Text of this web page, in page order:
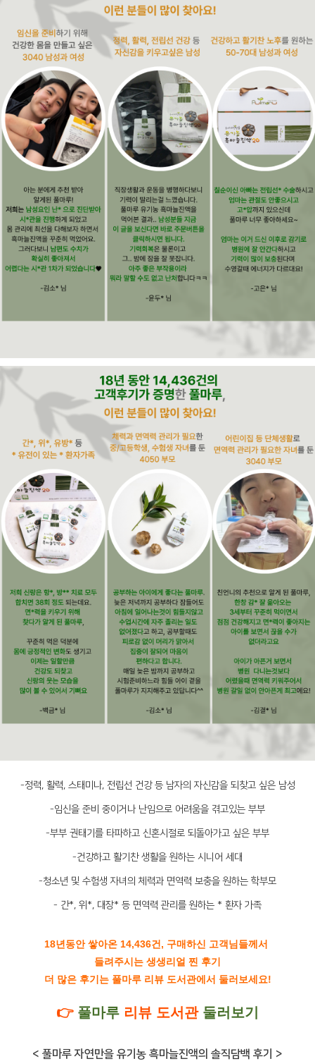
-정력, 활력, 스태미나, 전립선 건강 등 남자의 자신감을 되찾고 싶은 남성
-임신을 준비 중이거나 난임으로 어려움을 겪고있는 부부
-부부 권태기를 타파하고 신혼시절로 되돌아가고 싶은 부부
-건강하고 활기찬 생활을 원하는 시니어 세대
-청소년 및 수험생 자녀의 체력과 면역력 보충을 원하는 학부모
- 간*, 위*, 대장* 등 면역력 관리를 원하는 * 환자 가족
18년동안 쌓아온 14,436건, 구매하신 고객님들께서
들려주시는 생생리얼 찐 후기
더 많은 후기는 풀마루 리뷰 도서관에서 둘러보세요!
👉 풀마루 리뷰 도서관 둘러보기
< 풀마루 자연만을 유기농 흑마늘진액의 솔직담백 후기 >